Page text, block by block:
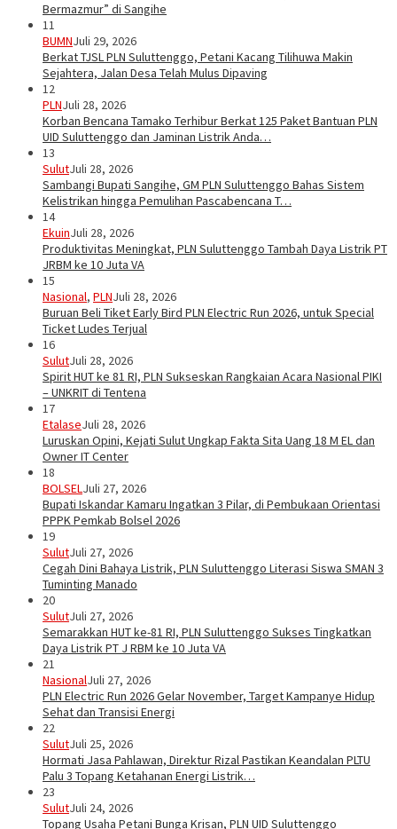
Bermazmur” di Sangihe
11
BUMNJuli 29, 2026
Berkat TJSL PLN Suluttenggo, Petani Kacang Tilihuwa Makin
Sejahtera, Jalan Desa Telah Mulus Dipaving
12
PLNJuli 28, 2026
Korban Bencana Tamako Terhibur Berkat 125 Paket Bantuan PLN
UID Suluttenggo dan Jaminan Listrik Anda…
13
SulutJuli 28, 2026
Sambangi Bupati Sangihe, GM PLN Suluttenggo Bahas Sistem
Kelistrikan hingga Pemulihan Pascabencana T…
14
EkuinJuli 28, 2026
Produktivitas Meningkat, PLN Suluttenggo Tambah Daya Listrik PT
JRBM ke 10 Juta VA
15
Nasional, PLNJuli 28, 2026
Buruan Beli Tiket Early Bird PLN Electric Run 2026, untuk Special
Ticket Ludes Terjual
16
SulutJuli 28, 2026
Spirit HUT ke 81 RI, PLN Sukseskan Rangkaian Acara Nasional PIKI
– UNKRIT di Tentena
17
EtalaseJuli 28, 2026
Luruskan Opini, Kejati Sulut Ungkap Fakta Sita Uang 18 M EL dan
Owner IT Center
18
BOLSELJuli 27, 2026
Bupati Iskandar Kamaru Ingatkan 3 Pilar, di Pembukaan Orientasi
PPPK Pemkab Bolsel 2026
19
SulutJuli 27, 2026
Cegah Dini Bahaya Listrik, PLN Suluttenggo Literasi Siswa SMAN 3
Tuminting Manado
20
SulutJuli 27, 2026
Semarakkan HUT ke-81 RI, PLN Suluttenggo Sukses Tingkatkan
Daya Listrik PT J RBM ke 10 Juta VA
21
NasionalJuli 27, 2026
PLN Electric Run 2026 Gelar November, Target Kampanye Hidup
Sehat dan Transisi Energi
22
SulutJuli 25, 2026
Hormati Jasa Pahlawan, Direktur Rizal Pastikan Keandalan PLTU
Palu 3 Topang Ketahanan Energi Listrik…
23
SulutJuli 24, 2026
Topang Usaha Petani Bunga Krisan, PLN UID Suluttenggo